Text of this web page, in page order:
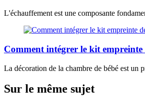
L'échauffement est une composante
Comment intégrer le kit
La décoration de la chambre de bébé est un
Sur le même sujet